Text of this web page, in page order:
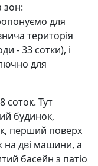
зон:
для
територія
- 33 сотки), і
для
соток. Тут
будинок,
перший поверх
на дві машини, а
басейн з патіо